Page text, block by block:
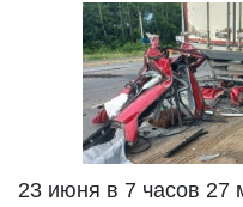
23 июня в 7 часов 27